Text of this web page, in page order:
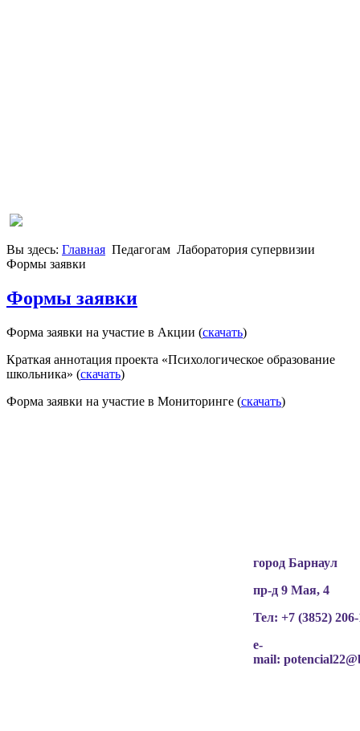
Вы здесь: Главная Педагогам Лаборатория супервизии
Формы заявки
Формы заявки
Форма заявки на участие в Акции (скачать)
Краткая аннотация проекта «Психологическое образование
школьника» (скачать)
Форма заявки на участие в Мониторинге (скачать)
город Барнаул
пр-д 9 Мая, 4
Тел: +7 (3852)
e-
mail: